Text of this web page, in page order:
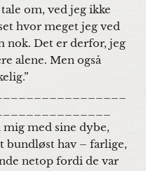
om, ved jeg ikke
hvor meget jeg ved
nok. Det er derfor, jeg
alene. Men også
mig med sine dybe,
bundløst hav – farlige,
netop fordi de var